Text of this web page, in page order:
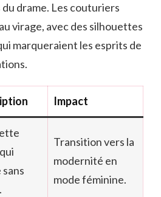
drame. Les couturiers
virage, avec des silhouettes
marqueraient les esprits de
Impact
Transition vers la
modernité en
mode féminine.